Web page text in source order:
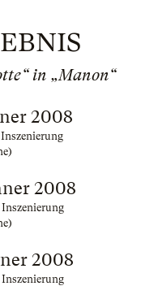
in „Manon“
2008
2008
2008